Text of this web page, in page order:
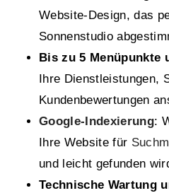
Website-Design, das
Sonnenstudio
Bis zu 5 Menüpunkte
Ihre Dienstleistungen,
Kundenbewertungen
Google-Indexierung:
Ihre Website für
und leicht gefunden
Technische Wartung